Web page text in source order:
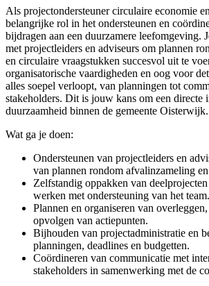
Als projectondersteuner circulaire economie
belangrijke rol in het ondersteunen en
bijdragen aan een duurzamere leefomgeving.
met projectleiders en adviseurs om plannen
en circulaire vraagstukken succesvol uit te
organisatorische vaardigheden en oog voor
alles soepel verloopt, van planningen tot
stakeholders. Dit is jouw kans om een directe
duurzaamheid binnen de gemeente Oisterwijk.
Wat ga je doen:
Ondersteunen van projectleiders en
van plannen rondom afvalinzameling
Zelfstandig oppakken van
werken met ondersteuning van het team.
Plannen en organiseren van
opvolgen van actiepunten.
Bijhouden van projectadministratie en
planningen, deadlines en budgetten.
Coördineren van communicatie met
stakeholders in samenwerking met de